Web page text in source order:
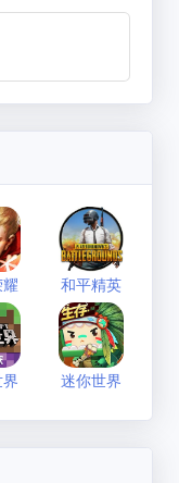
和平精英
迷你世界